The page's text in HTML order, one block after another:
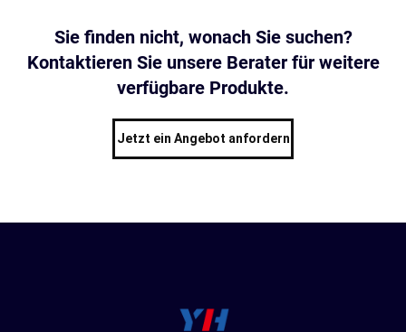
Sie finden nicht, wonach Sie suchen?
Kontaktieren Sie unsere Berater für weitere
verfügbare Produkte.
Jetzt ein Angebot anfordern